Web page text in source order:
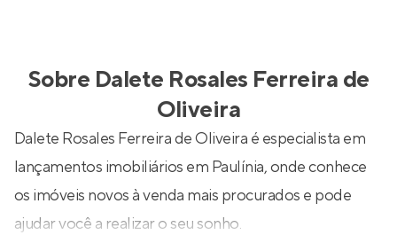
Sobre Dalete Rosales Ferreira de
Oliveira
Dalete Rosales Ferreira de Oliveira é especialista em
lançamentos imobiliários em Paulínia, onde conhece
os imóveis novos à venda mais procurados e pode
ajudar você a realizar o seu sonho.